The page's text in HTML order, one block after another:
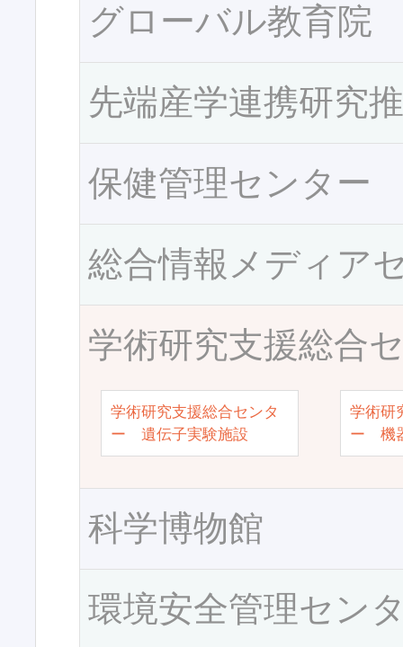
グローバル教育院
先端産学連携研究
保健管理センター
総合情報メディア
学術研究支援総合
学術研究支援総合センタ
ー 遺伝子実験施設
学術研
ー 機
科学博物館
環境安全管理セン